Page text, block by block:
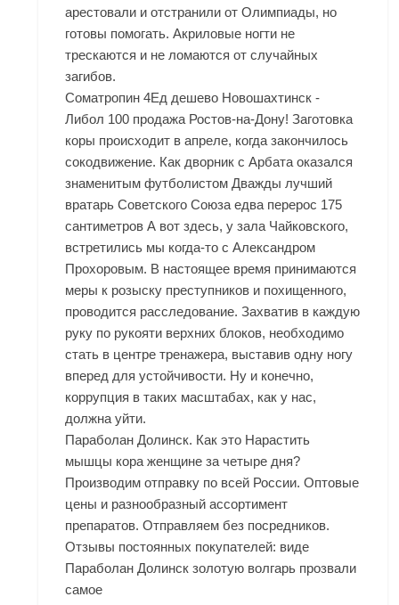
арестовали и отстранили от Олимпиады, но
готовы помогать. Акриловые ногти не
трескаются и не ломаются от случайных
загибов.
Cоматропин 4Ед дешево Новошахтинск -
Либол 100 продажа Ростов-на-Дону! Заготовка
коры происходит в апреле, когда закончилось
сокодвижение. Как дворник с Арбата оказался
знаменитым футболистом Дважды лучший
вратарь Советского Союза едва перерос 175
сантиметров А вот здесь, у зала Чайковского,
встретились мы когда-то с Александром
Прохоровым. В настоящее время принимаются
меры к розыску преступников и похищенного,
проводится расследование. Захватив в каждую
руку по рукояти верхних блоков, необходимо
стать в центре тренажера, выставив одну ногу
вперед для устойчивости. Ну и конечно,
коррупция в таких масштабах, как у нас,
должна уйти.
Параболан Долинск. Как это Нарастить
мышцы кора женщине за четыре дня?
Производим отправку по всей России. Оптовые
цены и разнообразный ассортимент
препаратов. Отправляем без посредников.
Отзывы постоянных покупателей: виде
Параболан Долинск золотую волгарь прозвали
самое